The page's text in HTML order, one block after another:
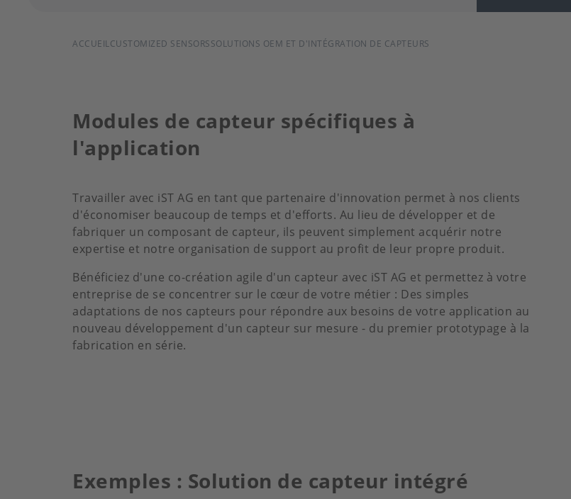
FIL
ACCUEILCUSTOMIZED SENSORSSOLUTIONS OEM ET D'INTÉGRATION DE CAPTEURS
Modules de capteur spécifiques à
l'application
Travailler avec iST AG en tant que partenaire d'innovation permet à nos clients
d'économiser beaucoup de temps et d'efforts. Au lieu de développer et de
fabriquer un composant de capteur, ils peuvent simplement acquérir notre
expertise et notre organisation de support au profit de leur propre produit.
Bénéficiez d'une co-création agile d'un capteur avec iST AG et permettez à votre
entreprise de se concentrer sur le cœur de votre métier : Des simples
adaptations de nos capteurs pour répondre aux besoins de votre application au
nouveau développement d'un capteur sur mesure - du premier prototypage à la
fabrication en série.
Exemples : Solution de capteur intégré